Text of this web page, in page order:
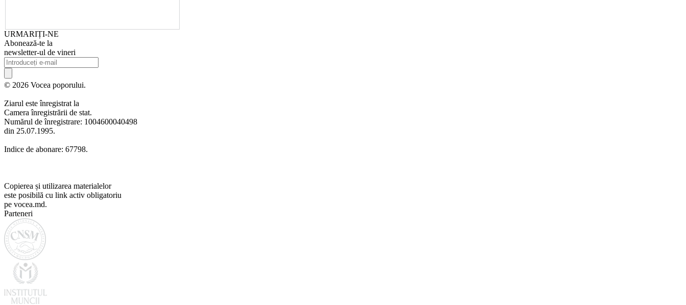
URMARIȚI-NE
Abonează-te la
newsletter-ul de vineri
© 2026 Vocea poporului.
Ziarul este înregistrat la
Camera înregistrării de stat.
Numărul de înregistrare: 1004600040498
din 25.07.1995.
Indice de abonare: 67798.
Copierea și utilizarea materialelor
este posibilă cu link activ obligatoriu
pe vocea.md.
Parteneri